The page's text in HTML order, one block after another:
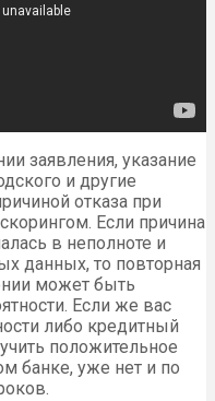
заявления, указание
и другие
отказа при
Если причина
в неполноте и
данных, то повторная
может быть
Если же вас
либо кредитный
положительное
банке, уже нет и по